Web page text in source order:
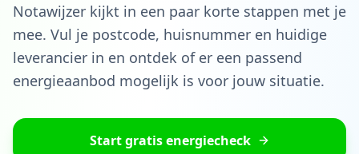
Notawijzer kijkt in een paar korte stappen met je
mee. Vul je postcode, huisnummer en huidige
leverancier in en ontdek of er een passend
energieaanbod mogelijk is voor jouw situatie.
Start gratis energiecheck